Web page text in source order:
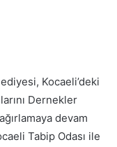
Kocaeli’deki
Dernekler
devam
Tabip Odası ile